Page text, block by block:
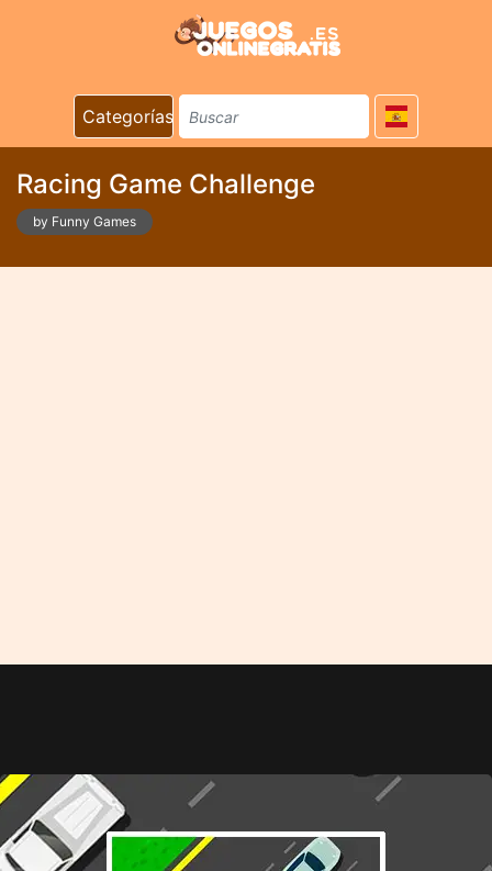
Categorías
Racing Game Challenge
by Funny Games